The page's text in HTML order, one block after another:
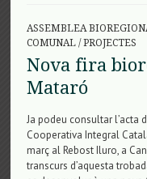
ASSEMBLEA
COMUNAL /PROJECTES
Nova fira
Mataró
Ja podeu consultar l’acta
Cooperativa Integral
març al Rebost Iluro, a
transcurs d’aquesta